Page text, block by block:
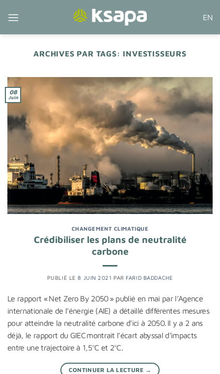
EN
ARCHIVES PAR TAGS: INVESTISSEURS
08
Juin
CHANGEMENT CLIMATIQUE
Crédibiliser les plans de neutralité
carbone
PUBLIÉ LE8 JUIN 2021 PAR FARID BADDACHE
Le rapport « Net Zero By 2050 » publié en mai par l’Agence
internationale de l’énergie (AIE) a détaillé différentes mesures
pour atteindre la neutralité carbone d’ici à 2050. Il y a 2 ans
déjà, le rapport du GIEC montrait l’écart abyssal d’impacts
entre une trajectoire à 1,5°C et 2°C.
CONTINUER LA LECTURE →